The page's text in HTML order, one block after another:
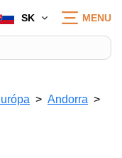
SK MENU
Andorra